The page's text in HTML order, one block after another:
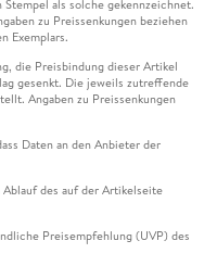
Allerdings habe ich
mal gezweifelt, ob hier
da gerade stand. Ich
so gut wie alle Bücher
wieder ein
und
die die
wollen.
als solche gekennzeichnet.
zu Preissenkungen beziehen
Exemplars.
die Preisbindung dieser Artikel
gesenkt. Die jeweils zutreffende
Angaben zu Preissenkungen
Daten an den Anbieter der
des auf der Artikelseite
Preisempfehlung (UVP) des